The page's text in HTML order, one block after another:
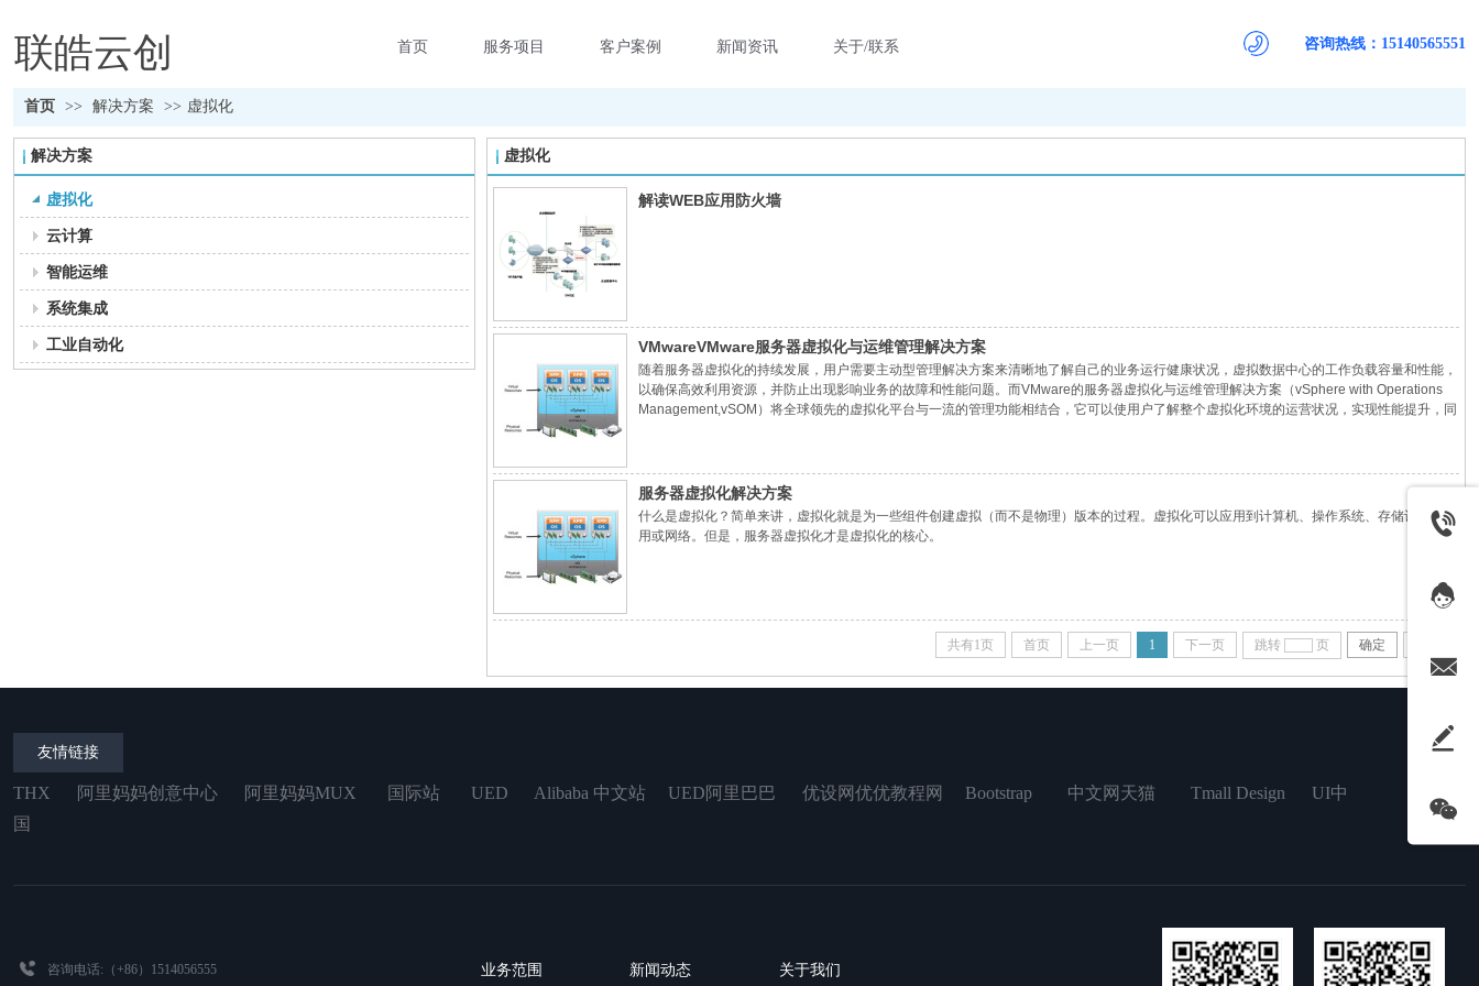
咨询热线：15140565551
联皓云创 首页 服务项目 客户案例 新闻资讯 关于/联系
首页 >> 解决方案 >> 虚拟化
解决方案
虚拟化
云计算
智能运维
系统集成
工业自动化
虚拟化
解读WEB应用防火墙
VMwareVMware服务器虚拟化与运维管理解决方案
随着服务器虚拟化的持续发展，用户需要主动型管理解决方案来清晰地了解自己的业务运行健康状况，虚拟数据中心的工作负载容量和性能，
以确保高效利用资源，并防止出现影响业务的故障和性能问题。而VMware的服务器虚拟化与运维管理解决方案（vSphere with Operations
Management,vSOM）将全球领先的虚拟化平台与一流的管理功能相结合，它可以使用户了解整个虚拟化环境的运营状况，实现性能提升，同
服务器虚拟化解决方案
什么是虚拟化？简单来讲，虚拟化就是为一些组件创建虚拟（而不是物理）版本的过程。虚拟化可以应用到计算机、操作系统、存储设备、应
用或网络。但是，服务器虚拟化才是虚拟化的核心。
共有1页 首页 上一页 1 下一页 跳转 页 确定
THX 阿里妈妈创意中心 阿里妈妈MUX 国际站 UED Alibaba 中文站 UED阿里巴巴 优设网优优教程网 Bootstrap 中文网天猫 Tmall Design UI中
国
咨询电话:（+86）1514056555 业务范围 新闻动态 关于我们
友情链接